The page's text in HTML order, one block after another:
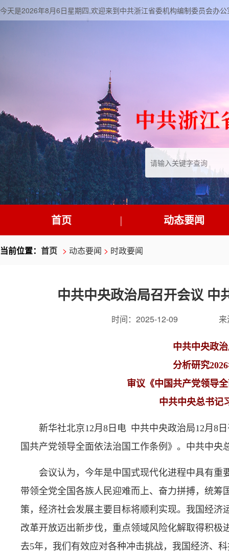
今天是2026年8月6日星期四,欢迎来到中共浙江省委机构编制委员会办
首页 动态要闻
当前位置： 首页 > 动态要闻 > 时政要闻
中共中央政治局召开会议 中
时间： 2025-12-09
中共中央政
分析研究
审议《中国共产党领导
中共中央总书记
新华社北京12月8日电 中共中央政治局12月8
国共产党领导全面依法治国工作条例》。中共中央
会议认为，今年是中国式现代化进程中具有
带领全党全国各族人民迎难而上、奋力拼搏，统
策，经济社会发展主要目标将顺利实现。我国经
改革开放迈出新步伐，重点领域风险化解取得积
去5年，我们有效应对各种冲击挑战，我国经济、